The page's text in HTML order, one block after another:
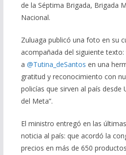
de la Séptima Brigada, Brigada
Nacional.
Zuluaga publicó una foto en su
acompañada del siguiente texto:
a @Tutina_deSantos en una
gratitud y reconocimiento con
policías que sirven al país desde
del Meta”.
El ministro entregó en las
noticia al país: que acordó la
precios en más de 650